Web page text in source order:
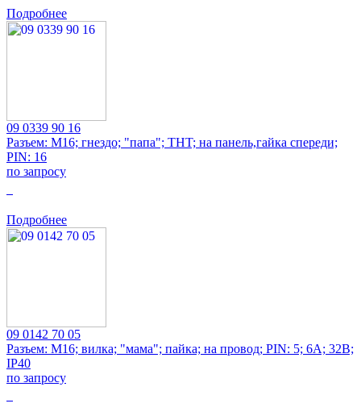
Подробнее
09 0339 90 16
Разъем: M16; гнездо; "папа"; THT; на панель,гайка спереди;
PIN: 16
по запросу
Подробнее
09 0142 70 05
Разъем: M16; вилка; "мама"; пайка; на провод; PIN: 5; 6А; 32В;
IP40
по запросу